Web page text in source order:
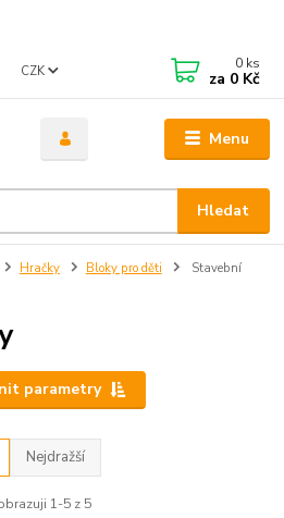
Menu
CZK
Hledat
0 ks
za 0 Kč
Hračky Bloky pro děti
Stavební
parametry
Nejdražší
1-5 z 5